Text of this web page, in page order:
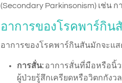
(Secondary Parkinsonism) เช่น
อาการของโรคพาร์กิน
อาการของโรคพาร์กินสันมักจะแ
การสั่น: อาการสั่นที่มือหรือนิ้
ผู้ป่วยรู้สึกเครียดหรือวิตกกังวล